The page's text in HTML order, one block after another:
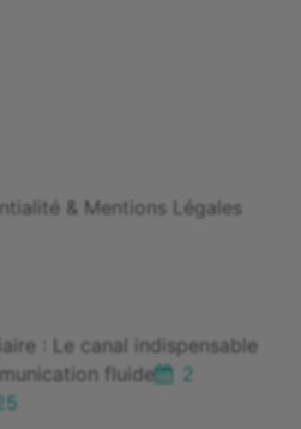
& Mentions Légales
: Le canal indispensable
fluide
2